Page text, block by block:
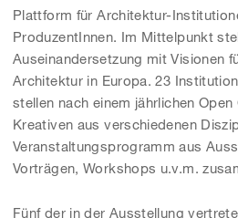
Plattform für Architektur-
ProduzentInnen. Im Mittelpunkt
Auseinandersetzung mit Visionen
Architektur in Europa. 23
stellen nach einem jährlichen
Kreativen aus verschiedenen
Veranstaltungsprogramm aus
Vorträgen, Workshops u.v.m.
Fünf der in der Ausstellung